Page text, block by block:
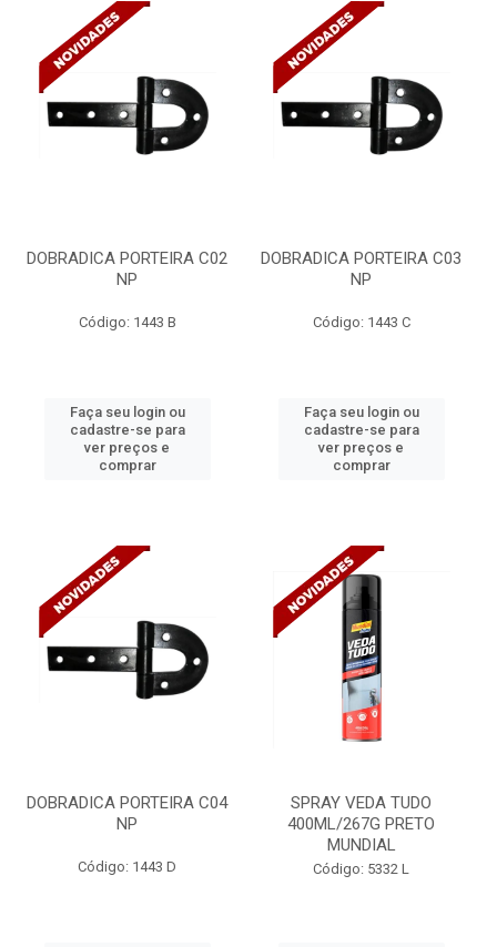
DOBRADICA PORTEIRA C02
NP
Código: 1443 B
Faça seu login ou
cadastre-se para
ver preços e
comprar
DOBRADICA PORTEIRA C03
NP
Código: 1443 C
Faça seu login ou
cadastre-se para
ver preços e
comprar
DOBRADICA PORTEIRA C04
NP
Código: 1443 D
SPRAY VEDA TUDO
400ML/267G PRETO
MUNDIAL
Código: 5332 L